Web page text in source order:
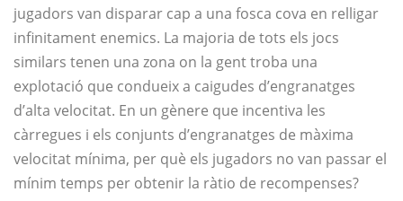
jugadors van disparar cap a una fosca cova en relligar
infinitament enemics. La majoria de tots els jocs
similars tenen una zona on la gent troba una
explotació que condueix a caigudes d’engranatges
d’alta velocitat. En un gènere que incentiva les
càrregues i els conjunts d’engranatges de màxima
velocitat mínima, per què els jugadors no van passar el
mínim temps per obtenir la ràtio de recompenses?